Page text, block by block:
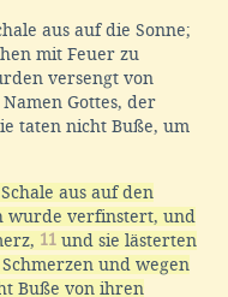
aus auf die Sonne;
mit Feuer zu
versengt von
Gottes, der
taten nicht Buße, um
aus auf den
wurde verfinstert, und
11 und sie lästerten
und wegen
Buße von ihren